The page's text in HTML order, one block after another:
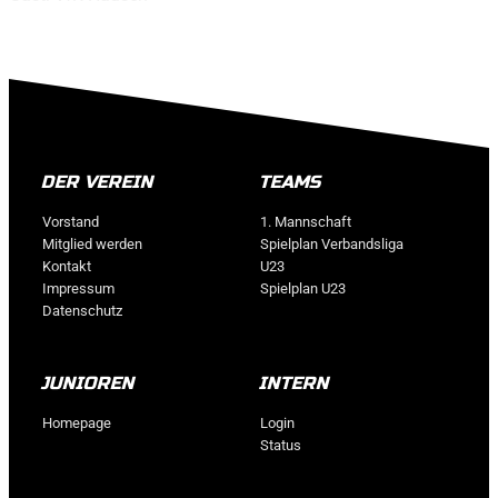
DER VEREIN
Vorstand
Mitglied werden
Kontakt
Impressum
Datenschutz
TEAMS
1. Mannschaft
Spielplan Verbandsliga
U23
Spielplan U23
JUNIOREN
Homepage
INTERN
Login
Status